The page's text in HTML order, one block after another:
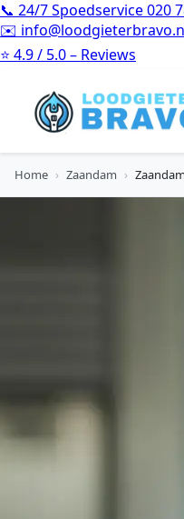
📞 24/7 Spoedservice020
✉️
⭐ 4.9 / 5.0 – Reviews
Home › Zaandam ›